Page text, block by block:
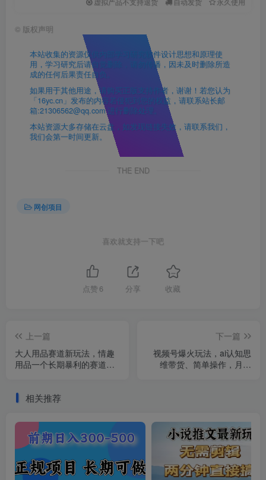
© 版权声明
本站收集的资源仅供内部学习研究软件设计思想和原理使
用，学习研究后请自觉删除，请勿传播，因未及时删除所造
成的任何后果责任自负。
如果用于其他用途，请购买正版支持作者，谢谢！若您认为
「16yc.cn」发布的内容若侵犯到您的权益，请联系站长邮
箱:21306562@qq.com 进行删除处理。
本站资源大多存储在云盘，如发现链接失效，请联系我们，
我们会第一时间更新。
THE END
网创项目
喜欢就支持一下吧
点赞 6 分享 收藏
上一篇
大人用品赛道新玩法，情趣
用品一个长期暴利的赛道，
下一篇
视频号爆火玩法，ai认知思
维带货、简单操作，月入
相关推荐